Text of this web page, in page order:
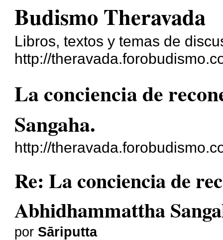
Budismo Theravada
Libros, textos y temas de
http://
La conciencia de
Sangaha.
http://
Re: La conciencia de
Abhidhammattha
por Sāriputta